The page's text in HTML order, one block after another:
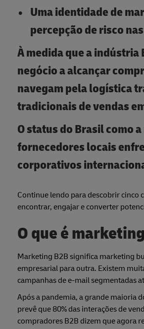
Uma identidade de
percepção de risco
À medida que a
negócio a alcançar
navegam pela logística
tradicionais de vendas
O status do Brasil como
fornecedores locais
corporativos
Continue lendo para descobrir cinco
encontrar, engajar e converter
O que é
Marketing B2B significa marketing
empresarial para outra. Existem
campanhas de e-mail segmentadas
Após a pandemia, a grande maioria
prevê que 80% das interações de
compradores B2B dizem que agora